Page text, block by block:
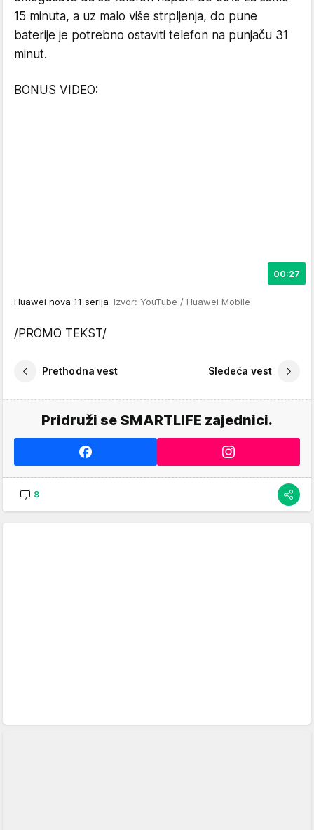
15 minuta, a uz malo više strpljenja, do pune
baterije je potrebno ostaviti telefon na punjaču 31
minut.
BONUS VIDEO:
00:27
Huawei nova 11 serija Izvor: YouTube / Huawei Mobile
/PROMO TEKST/
Prethodna vest Sledeća vest
Pridruži se SMARTLIFE zajednici.
8